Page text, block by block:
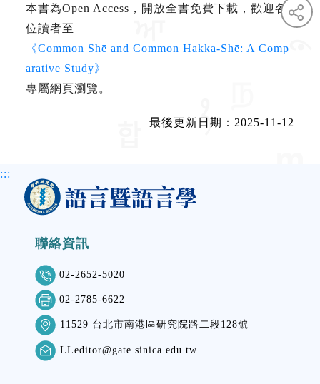
本書為Open Access，開放全書免費下載，歡迎各
位讀者至
《Common Shē and Common Hakka-Shē: A Comp
arative Study》
專屬網頁瀏覽。
最後更新日期：2025-11-12
:::
聯絡資訊
02-2652-5020
02-2785-6622
11529 台北市南港區研究院路二段128號
LLeditor@gate.sinica.edu.tw